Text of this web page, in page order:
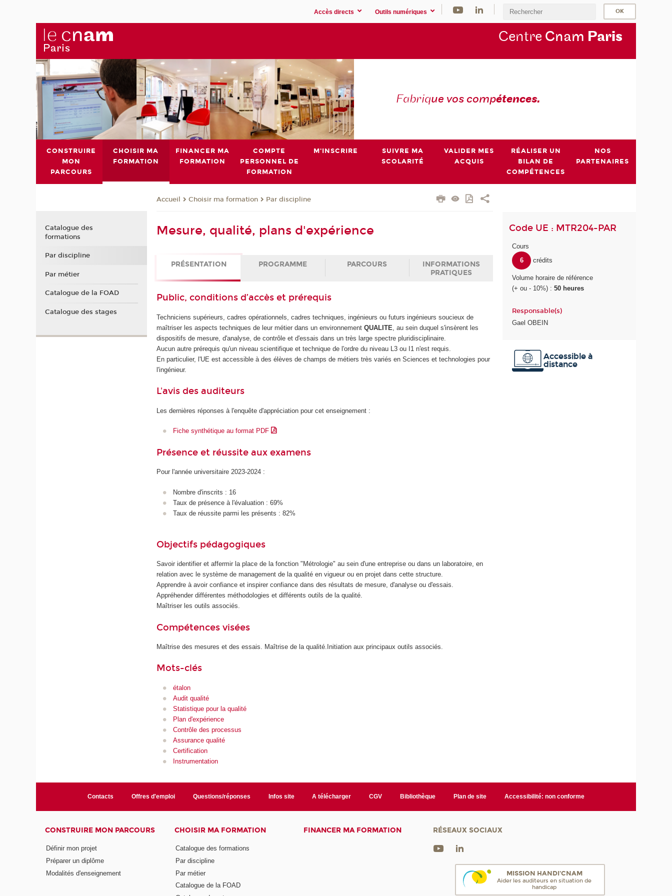
Accès directs Outils numériques
Centre Cnam Paris
Fabrique vos compétences.
CONSTRUIRE
MON
PARCOURS
CHOISIR MA
FORMATION
FINANCER MA
FORMATION
COMPTE
PERSONNEL DE
FORMATION
M'INSCRIRE
SUIVRE MA
SCOLARITÉ
VALIDER MES
ACQUIS
RÉALISER UN
BILAN DE
COMPÉTENCES
NOS
PARTENAIRES
Accueil Choisir ma formation Par discipline
Mesure, qualité, plans d'expérience
PRÉSENTATION PROGRAMME PARCOURS
INFORMATIONS
PRATIQUES
Public, conditions d’accès et prérequis
Techniciens supérieurs, cadres opérationnels, cadres techniques, ingénieurs ou futurs ingénieurs soucieux de
maîtriser les aspects techniques de leur métier dans un environnementQUALITE , au sein duquel s'insèrent les
dispositifs de mesure, d'analyse, de contrôle et d'essais dans un très large spectre pluridisciplinaire.
Aucun autre prérequis qu'un niveau scientifique et technique de l'ordre du niveau L3 ou I1 n'est requis.
En particulier, l'UE est accessible à des élèves de champs de métiers très variés en Sciences et technologies pour
l'ingénieur.
L'avis des auditeurs
Les dernières réponses à l'enquête d'appréciation pour cet enseignement :
Fiche synthétique au format PDF
Présence et réussite aux examens
Pour l'année universitaire 2023-2024 :
Nombre d'inscrits : 16
Taux de présence à l'évaluation : 69%
Taux de réussite parmi les présents : 82%
Objectifs pédagogiques
Savoir identifier et affermir la place de la fonction "Métrologie" au sein d'une entreprise ou dans un laboratoire, en
relation avec le système de management de la qualité en vigueur ou en projet dans cette structure.
Apprendre à avoir confiance et inspirer confiance dans des résultats de mesure, d'analyse ou d'essais.
Appréhender différentes méthodologies et différents outils de la qualité.
Maîtriser les outils associés.
Compétences visées
Maîtrise des mesures et des essais. Maîtrise de la qualité.Initiation aux principaux outils associés.
Mots-clés
étalon
Audit qualité
Statistique pour la qualité
Plan d'expérience
Contrôle des processus
Assurance qualité
Certification
Instrumentation
Code UE : MTR204-PAR
Cours
6
crédits
Volume horaire de référence
(+ ou - 10%) :50 heures
Responsable(s)
Gael OBEIN
Accessible à
distance
Catalogue des
formations
Par discipline
Par métier
Catalogue de la FOAD
Catalogue des stages
Contacts Offres d'emploi Questions/réponses Infos site A télécharger CGV Bibliothèque Plan de site Accessibilité: non conforme
CONSTRUIRE MON PARCOURS
Définir mon projet
Préparer un diplôme
Modalités d'enseignement
CHOISIR MA FORMATION
Catalogue des formations
Par discipline
Par métier
Catalogue de la FOAD
FINANCER MA FORMATION RÉSEAUX SOCIAUX
MISSION HANDI'CNAM
Aider les auditeurs en situation de
handicap